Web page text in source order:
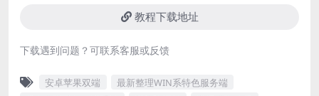
教程下载地址
下载遇到问题？可联系客服或反馈
安卓苹果双端
最新整理WIN系特色服务端